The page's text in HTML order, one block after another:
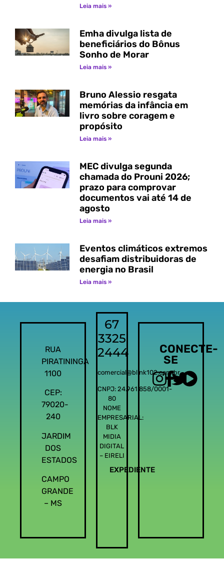
Leia mais »
Emha divulga lista de
beneficiários do Bônus
Sonho de Morar
Leia mais »
Bruno Alessio resgata
memórias da infância em
livro sobre coragem e
propósito
Leia mais »
MEC divulga segunda
chamada do Prouni 2026;
prazo para comprovar
documentos vai até 14 de
agosto
Leia mais »
Eventos climáticos extremos
desafiam distribuidoras de
energia no Brasil
Leia mais »
RUA
PIRATININGA
1100
CEP:
79020-
240
JARDIM
DOS
ESTADOS
CAMPO
GRANDE
– MS
67
3325
2444
comercial@blink102.com.br
CNPJ: 24.961.858/0001-
80
NOME
EMPRESARIAL:
BLK
MIDIA
DIGITAL
– EIRELI
EXPEDIENTE
CONECTE-
SE